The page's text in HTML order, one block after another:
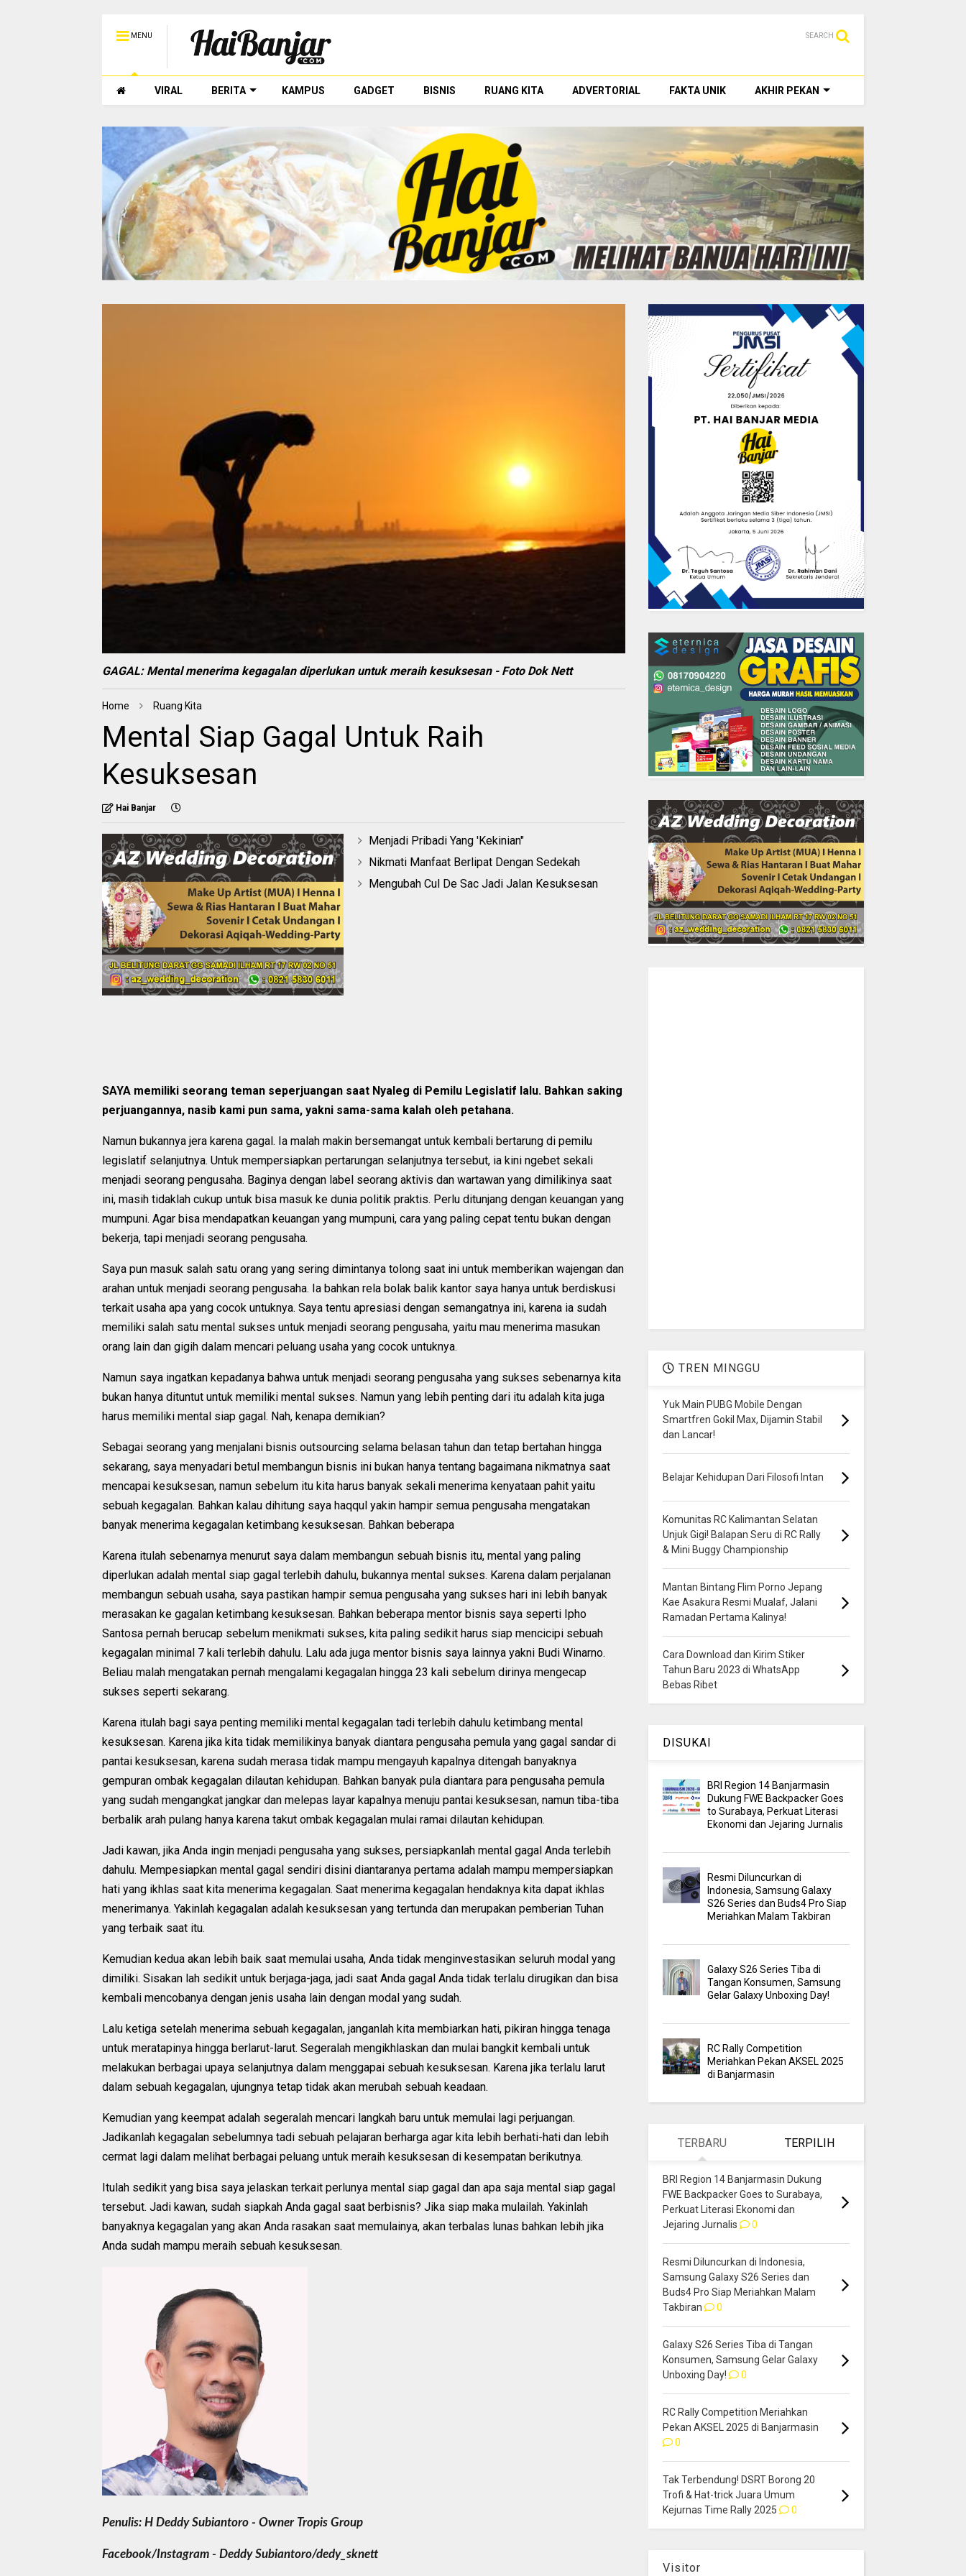
MENU SEARCH
VIRAL BERITA KAMPUS GADGET BISNIS RUANG KITA ADVERTORIAL FAKTA UNIK AKHIR PEKAN
GAGAL: Mental menerima kegagalan diperlukan untuk meraih kesuksesan - Foto Dok Nett
Home Ruang Kita
Mental Siap Gagal Untuk Raih
Kesuksesan
Hai Banjar
Menjadi Pribadi Yang 'Kekinian"
Nikmati Manfaat Berlipat Dengan Sedekah
Mengubah Cul De Sac Jadi Jalan Kesuksesan
SAYA memiliki seorang teman seperjuangan saat Nyaleg di Pemilu Legislatif lalu. Bahkan saking
perjuangannya, nasib kami pun sama, yakni sama-sama kalah oleh petahana.
Namun bukannya jera karena gagal. Ia malah makin bersemangat untuk kembali bertarung di pemilu
legislatif selanjutnya. Untuk mempersiapkan pertarungan selanjutnya tersebut, ia kini ngebet sekali
menjadi seorang pengusaha. Baginya dengan label seorang aktivis dan wartawan yang dimilikinya saat
ini, masih tidaklah cukup untuk bisa masuk ke dunia politik praktis. Perlu ditunjang dengan keuangan yang
mumpuni. Agar bisa mendapatkan keuangan yang mumpuni, cara yang paling cepat tentu bukan dengan
bekerja, tapi menjadi seorang pengusaha.
Saya pun masuk salah satu orang yang sering dimintanya tolong saat ini untuk memberikan wajengan dan
arahan untuk menjadi seorang pengusaha. Ia bahkan rela bolak balik kantor saya hanya untuk berdiskusi
terkait usaha apa yang cocok untuknya. Saya tentu apresiasi dengan semangatnya ini, karena ia sudah
memiliki salah satu mental sukses untuk menjadi seorang pengusaha, yaitu mau menerima masukan
orang lain dan gigih dalam mencari peluang usaha yang cocok untuknya.
Namun saya ingatkan kepadanya bahwa untuk menjadi seorang pengusaha yang sukses sebenarnya kita
bukan hanya dituntut untuk memiliki mental sukses. Namun yang lebih penting dari itu adalah kita juga
harus memiliki mental siap gagal. Nah, kenapa demikian?
Sebagai seorang yang menjalani bisnis outsourcing selama belasan tahun dan tetap bertahan hingga
sekarang, saya menyadari betul membangun bisnis ini bukan hanya tentang bagaimana nikmatnya saat
mencapai kesuksesan, namun sebelum itu kita harus banyak sekali menerima kenyataan pahit yaitu
sebuah kegagalan. Bahkan kalau dihitung saya haqqul yakin hampir semua pengusaha mengatakan
banyak menerima kegagalan ketimbang kesuksesan. Bahkan beberapa
Karena itulah sebenarnya menurut saya dalam membangun sebuah bisnis itu, mental yang paling
diperlukan adalah mental siap gagal terlebih dahulu, bukannya mental sukses. Karena dalam perjalanan
membangun sebuah usaha, saya pastikan hampir semua pengusaha yang sukses hari ini lebih banyak
merasakan ke gagalan ketimbang kesuksesan. Bahkan beberapa mentor bisnis saya seperti Ipho
Santosa pernah berucap sebelum menikmati sukses, kita paling sedikit harus siap mencicipi sebuah
kegagalan minimal 7 kali terlebih dahulu. Lalu ada juga mentor bisnis saya lainnya yakni Budi Winarno.
Beliau malah mengatakan pernah mengalami kegagalan hingga 23 kali sebelum dirinya mengecap
sukses seperti sekarang.
Karena itulah bagi saya penting memiliki mental kegagalan tadi terlebih dahulu ketimbang mental
kesuksesan. Karena jika kita tidak memilikinya banyak diantara pengusaha pemula yang gagal sandar di
pantai kesuksesan, karena sudah merasa tidak mampu mengayuh kapalnya ditengah banyaknya
gempuran ombak kegagalan dilautan kehidupan. Bahkan banyak pula diantara para pengusaha pemula
yang sudah mengangkat jangkar dan melepas layar kapalnya menuju pantai kesuksesan, namun tiba-tiba
berbalik arah pulang hanya karena takut ombak kegagalan mulai ramai dilautan kehidupan.
Jadi kawan, jika Anda ingin menjadi pengusaha yang sukses, persiapkanlah mental gagal Anda terlebih
dahulu. Mempesiapkan mental gagal sendiri disini diantaranya pertama adalah mampu mempersiapkan
hati yang ikhlas saat kita menerima kegagalan. Saat menerima kegagalan hendaknya kita dapat ikhlas
menerimanya. Yakinlah kegagalan adalah kesuksesan yang tertunda dan merupakan pemberian Tuhan
yang terbaik saat itu.
Kemudian kedua akan lebih baik saat memulai usaha, Anda tidak menginvestasikan seluruh modal yang
dimiliki. Sisakan lah sedikit untuk berjaga-jaga, jadi saat Anda gagal Anda tidak terlalu dirugikan dan bisa
kembali mencobanya dengan jenis usaha lain dengan modal yang sudah.
Lalu ketiga setelah menerima sebuah kegagalan, janganlah kita membiarkan hati, pikiran hingga tenaga
untuk meratapinya hingga berlarut-larut. Segeralah mengikhlaskan dan mulai bangkit kembali untuk
melakukan berbagai upaya selanjutnya dalam menggapai sebuah kesuksesan. Karena jika terlalu larut
dalam sebuah kegagalan, ujungnya tetap tidak akan merubah sebuah keadaan.
Kemudian yang keempat adalah segeralah mencari langkah baru untuk memulai lagi perjuangan.
Jadikanlah kegagalan sebelumnya tadi sebuah pelajaran berharga agar kita lebih berhati-hati dan lebih
cermat lagi dalam melihat berbagai peluang untuk meraih kesuksesan di kesempatan berikutnya.
Itulah sedikit yang bisa saya jelaskan terkait perlunya mental siap gagal dan apa saja mental siap gagal
tersebut. Jadi kawan, sudah siapkah Anda gagal saat berbisnis? Jika siap maka mulailah. Yakinlah
banyaknya kegagalan yang akan Anda rasakan saat memulainya, akan terbalas lunas bahkan lebih jika
Anda sudah mampu meraih sebuah kesuksesan.
Penulis: H Deddy Subiantoro - Owner Tropis Group
Facebook/Instagram - Deddy Subiantoro/dedy_sknett
TREN MINGGU
Yuk Main PUBG Mobile Dengan
Smartfren Gokil Max, Dijamin Stabil
dan Lancar!
Belajar Kehidupan Dari Filosofi Intan
Komunitas RC Kalimantan Selatan
Unjuk Gigi! Balapan Seru di RC Rally
& Mini Buggy Championship
Mantan Bintang Flim Porno Jepang
Kae Asakura Resmi Mualaf, Jalani
Ramadan Pertama Kalinya!
Cara Download dan Kirim Stiker
Tahun Baru 2023 di WhatsApp
Bebas Ribet
DISUKAI
BRI Region 14 Banjarmasin
Dukung FWE Backpacker Goes
to Surabaya, Perkuat Literasi
Ekonomi dan Jejaring Jurnalis
Resmi Diluncurkan di
Indonesia, Samsung Galaxy
S26 Series dan Buds4 Pro Siap
Meriahkan Malam Takbiran
Galaxy S26 Series Tiba di
Tangan Konsumen, Samsung
Gelar Galaxy Unboxing Day!
RC Rally Competition
Meriahkan Pekan AKSEL 2025
di Banjarmasin
TERBARU TERPILIH
BRI Region 14 Banjarmasin Dukung
FWE Backpacker Goes to Surabaya,
Perkuat Literasi Ekonomi dan
Jejaring Jurnalis
0
Resmi Diluncurkan di Indonesia,
Samsung Galaxy S26 Series dan
Buds4 Pro Siap Meriahkan Malam
Takbiran
0
Galaxy S26 Series Tiba di Tangan
Konsumen, Samsung Gelar Galaxy
Unboxing Day!
0
RC Rally Competition Meriahkan
Pekan AKSEL 2025 di Banjarmasin
0
Tak Terbendung! DSRT Borong 20
Trofi & Hat-trick Juara Umum
Kejurnas Time Rally 2025
0
Visitor